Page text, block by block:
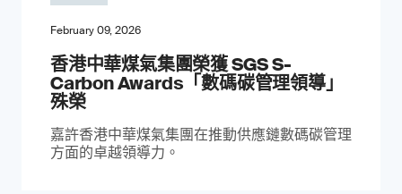
February 09, 2026
香港中華煤氣集團榮獲 SGS S-
Carbon Awards「數碼碳管理領導」
殊榮
嘉許香港中華煤氣集團在推動供應鏈數碼碳管理
方面的卓越領導力。